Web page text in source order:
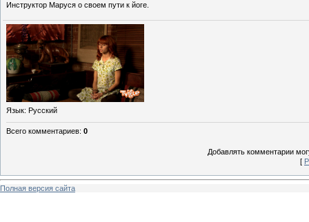
Инструктор Маруся о своем пути к йоге.
Язык: Русский
Всего комментариев: 0
Добавлять комментарии
[
Полная версия сайта